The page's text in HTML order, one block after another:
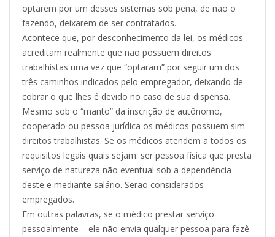
optarem por um desses sistemas sob pena, de não o
fazendo, deixarem de ser contratados.
Acontece que, por desconhecimento da lei, os médicos
acreditam realmente que não possuem direitos
trabalhistas uma vez que “optaram” por seguir um dos
três caminhos indicados pelo empregador, deixando de
cobrar o que lhes é devido no caso de sua dispensa.
Mesmo sob o “manto” da inscrição de autônomo,
cooperado ou pessoa jurídica os médicos possuem sim
direitos trabalhistas. Se os médicos atendem a todos os
requisitos legais quais sejam: ser pessoa física que presta
serviço de natureza não eventual sob a dependência
deste e mediante salário. Serão considerados
empregados.
Em outras palavras, se o médico prestar serviço
pessoalmente – ele não envia qualquer pessoa para fazê-